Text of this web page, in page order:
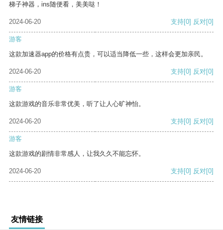
梯子神器，ins随便看，美美哒！
2024-06-20 支持[0] 反对[0]
游客
这款加速器app的价格有点贵，可以适当降低一些，这样会更加亲民。
2024-06-20 支持[0] 反对[0]
游客
这款游戏的音乐非常优美，听了让人心旷神怡。
2024-06-20 支持[0] 反对[0]
游客
这款游戏的剧情非常感人，让我久久不能忘怀。
2024-06-20 支持[0] 反对[0]
友情链接